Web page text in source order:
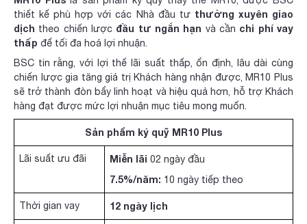
thiết kế phù hợp với các Nhà đầu tư thường xuyên giao
dịch theo chiến lược đầu tư ngắn hạn và cần chi phí vay
thấp để tối đa hoá lợi nhuận.
BSC tin rằng, với lợi thế lãi suất thấp, ổn định, lâu dài cùng
chiến lược gia tăng giá trị Khách hàng nhận được, MR10 Plus
sẽ trở thành đòn bẩy linh hoạt và hiệu quả hơn, hỗ trợ Khách
hàng đạt được mức lợi nhuận mục tiêu mong muốn.
Sản phẩm ký quỹ MR10 Plus
Lãi suất ưu đãi Miễn lãi 02 ngày đầu
7.5%/năm: 10 ngày tiếp theo
Thời gian vay 12 ngày lịch